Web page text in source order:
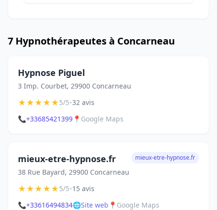
7 Hypnothérapeutes à Concarneau
Hypnose Piguel
3 Imp. Courbet, 29900 Concarneau
★★★★★5/5•32 avis
📞+33685421399 📍 Google Maps
mieux-etre-hypnose.fr
38 Rue Bayard, 29900 Concarneau
mieux-etre-hypnose.fr
★★★★★5/5•15 avis
📞+33616494834🌐Site web 📍 Google Maps